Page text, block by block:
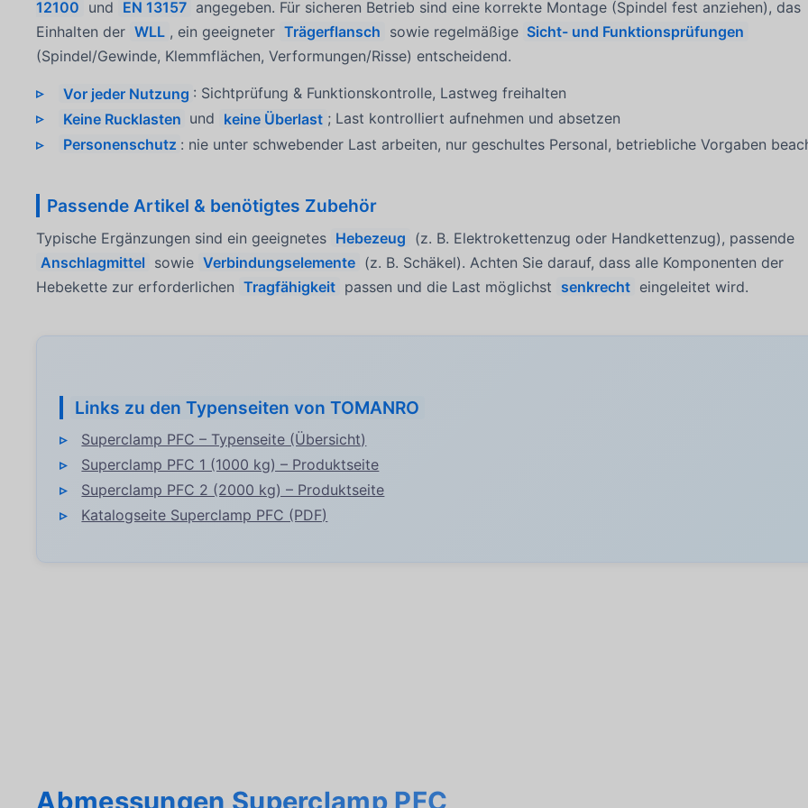
12100 und EN 13157 angegeben. Für sicheren Betrieb sind eine korrekte Montage (Spindel fest anziehen), das
Einhalten der WLL , ein geeigneter Trägerflansch sowie regelmäßige Sicht- und Funktionsprüfungen
(Spindel/Gewinde, Klemmflächen, Verformungen/Risse) entscheidend.
Vor jeder Nutzung : Sichtprüfung & Funktionskontrolle, Lastweg freihalten
Keine Rucklasten und keine Überlast ; Last kontrolliert aufnehmen und absetzen
Personenschutz : nie unter schwebender Last arbeiten, nur geschultes Personal, betriebliche Vorgaben
Passende Artikel & benötigtes Zubehör
Typische Ergänzungen sind ein geeignetes Hebezeug (z. B. Elektrokettenzug oder Handkettenzug), passende
Anschlagmittel sowie Verbindungselemente (z. B. Schäkel). Achten Sie darauf, dass alle Komponenten der
Hebekette zur erforderlichen Tragfähigkeit passen und die Last möglichst senkrecht eingeleitet wird.
Links zu den Typenseiten von TOMANRO
Superclamp PFC – Typenseite (Übersicht)
Superclamp PFC 1 (1000 kg) – Produktseite
Superclamp PFC 2 (2000 kg) – Produktseite
Katalogseite Superclamp PFC (PDF)
Abmessungen Superclamp PFC